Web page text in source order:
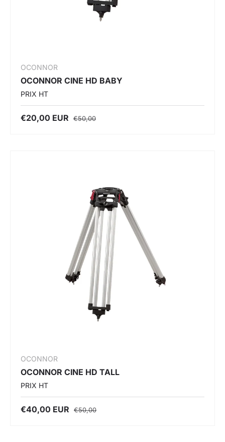
OCONNOR
OCONNOR CINE HD BABY
PRIX HT
€20,00 EUR €50,00
OCONNOR
OCONNOR CINE HD TALL
PRIX HT
€40,00 EUR €50,00